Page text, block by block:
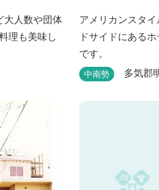
大人数や団体
理も美味し
アメリカンスタ
ドサイドにある
です。
中南勢 多気郡